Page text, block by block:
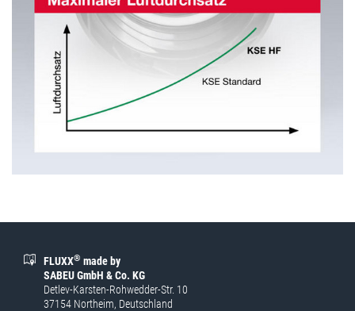
FLUXX® made by
SABEU GmbH & Co. KG
Detlev-Karsten-Rohwedder-Str. 10
37154 Northeim, Deutschland